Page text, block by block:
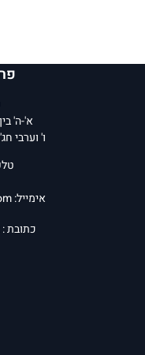
א'-ה' בין
ו' וערבי חג'
טלפון:
אימייל:
כתובת :